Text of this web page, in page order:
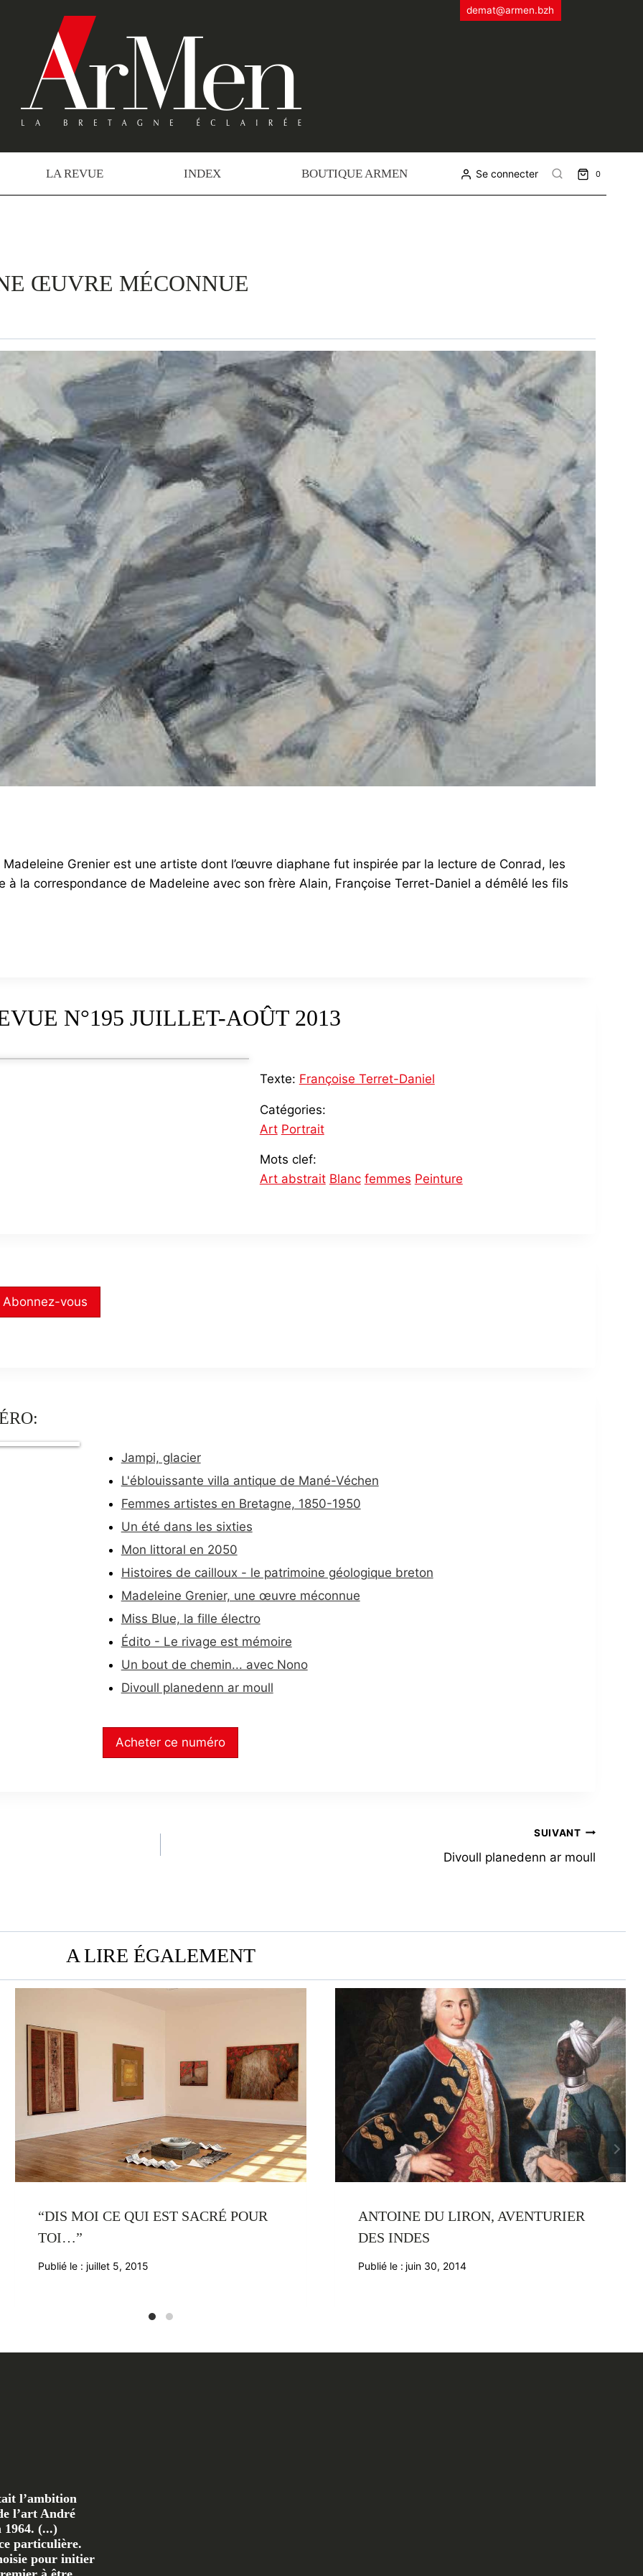
demat@armen.bzh
LA REVUE INDEX BOUTIQUE ARMEN Se connecter 0
ŒUVRE MÉCONNUE
Grenier est une artiste dont l’œuvre diaphane fut inspirée par la lecture de Conrad, les
à la correspondance de Madeleine avec son frère Alain, Françoise Terret-Daniel a démêlé les fils
N°195 JUILLET-AOÛT 2013
Texte: Françoise Terret-Daniel
Catégories:
Art Portrait
Mots clef:
Art abstrait Blanc femmes Peinture
Abonnez-vous
Jampi, glacier
L'éblouissante villa antique de Mané-Véchen
Femmes artistes en Bretagne, 1850-1950
Un été dans les sixties
Mon littoral en 2050
Histoires de cailloux - le patrimoine géologique breton
Madeleine Grenier, une œuvre méconnue
Miss Blue, la fille électro
Édito - Le rivage est mémoire
Un bout de chemin... avec Nono
Divoull planedenn ar moull
Acheter ce numéro
SUIVANT
Divoull planedenn ar moull
A LIRE ÉGALEMENT
“DIS MOI CE QUI EST SACRÉ POUR
TOI…”
Publié le : juillet 5, 2015
ANTOINE DU LIRON, AVENTURIER
DES INDES
Publié le : juin 30, 2014
l’ambition
l’art André
1964. (...)
particulière.
pour initier